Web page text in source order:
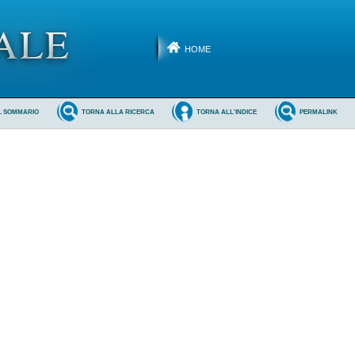
HOME
PERMALINK
TORNA ALL'INDICE
TORNA ALLA RICERCA
SOMMARIO